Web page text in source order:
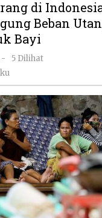
Juta,
Bayi
di
Beban
Bayi
oleh
Pacitanku
-
5 Dilihat